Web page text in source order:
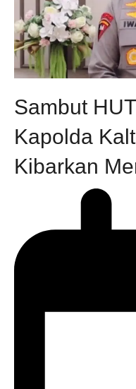
Sambut
Kapolda
Kibarkan